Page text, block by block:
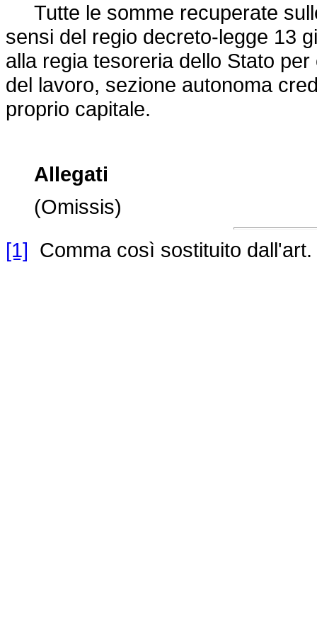
Tutte le somme recuperate
sensi del regio decreto-legge 13
alla regia tesoreria dello Stato
del lavoro, sezione autonoma
proprio capitale.
Allegati
(Omissis)
[1] Comma così sostituito